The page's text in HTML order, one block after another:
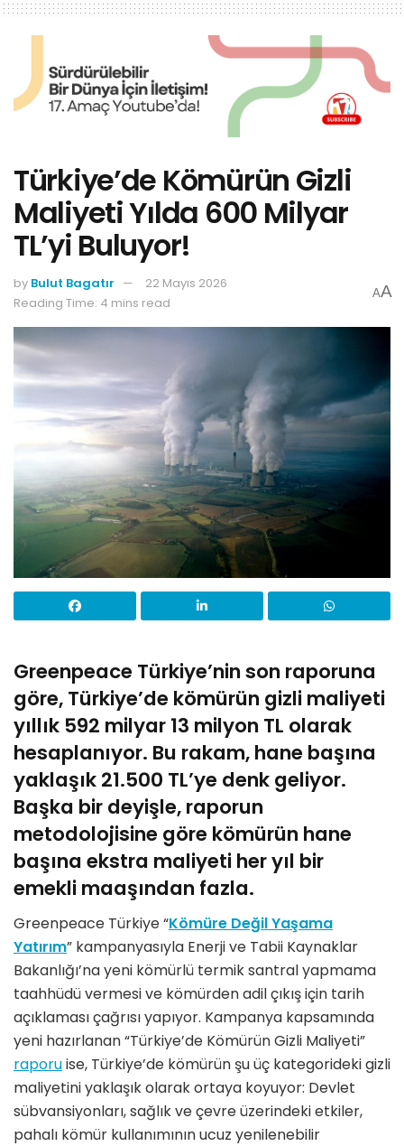
Türkiye’de Kömürün Gizli
Maliyeti Yılda 600 Milyar
TL’yi Buluyor!
by Bulut Bagatır
22 Mayıs 2026
Reading Time: 4 mins read
AA
Greenpeace Türkiye’nin son raporuna
göre, Türkiye’de kömürün gizli maliyeti
yıllık 592 milyar 13 milyon TL olarak
hesaplanıyor. Bu rakam, hane başına
yaklaşık 21.500 TL’ye denk geliyor.
Başka bir deyişle, raporun
metodolojisine göre kömürün hane
başına ekstra maliyeti her yıl bir
emekli maaşından fazla.
Greenpeace Türkiye “Kömüre Değil Yaşama
Yatırım” kampanyasıyla Enerji ve Tabii Kaynaklar
Bakanlığı’na yeni kömürlü termik santral yapmama
taahhüdü vermesi ve kömürden adil çıkış için tarih
açıklaması çağrısı yapıyor. Kampanya kapsamında
yeni hazırlanan “Türkiye’de Kömürün Gizli Maliyeti”
raporuise, Türkiye’de kömürün şu üç kategorideki gizli
maliyetini yaklaşık olarak ortaya koyuyor: Devlet
sübvansiyonları, sağlık ve çevre üzerindeki etkiler,
pahalı kömür kullanımının ucuz yenilenebilir